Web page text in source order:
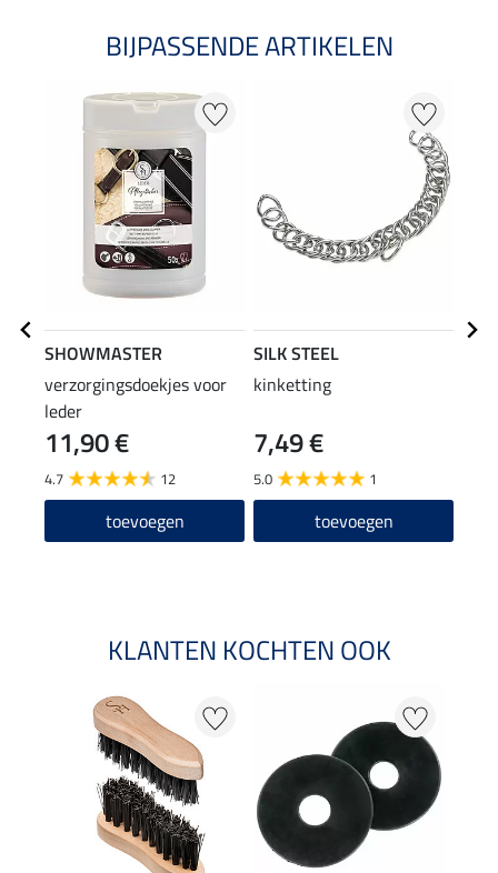
BIJPASSENDE ARTIKELEN
SHOWMASTER
verzorgingsdoekjes voor
leder
11,90 €
4.7 12
toevoegen
SILK STEEL
kinketting
7,49 €
5.0 1
toevoegen
KLANTEN KOCHTEN OOK